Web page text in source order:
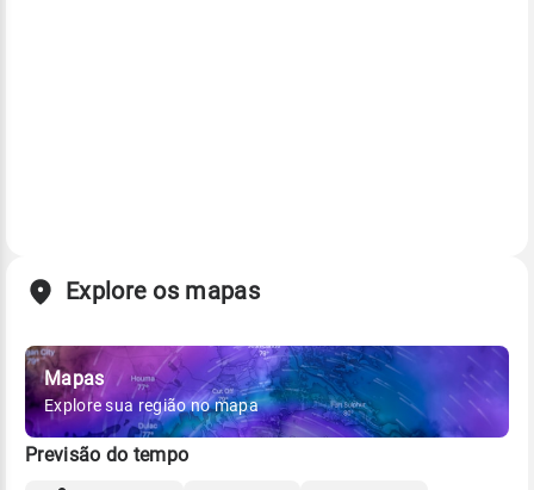
Explore os mapas
Mapas
Explore sua região no mapa
Previsão do tempo